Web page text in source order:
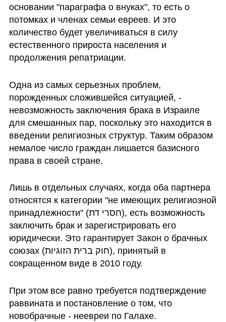
основании "параграфа о внуках", то есть о
потомках и членах семьи евреев. И это
количество будет увеличиваться в силу
естественного прироста населения и
продолжения репатриации.
Одна из самых серьезных проблем,
порожденных сложившейся ситуацией, -
невозможность заключения брака в Израиле
для смешанных пар, поскольку это находится в
введении религиозных структур. Таким образом
немалое число граждан лишается базисного
права в своей стране.
Лишь в отдельных случаях, когда оба партнера
относятся к категории "не имеющих религиозной
принадлежности" (חסרי דת), есть возможность
заключить брак и зарегистрировать его
юридически. Это гарантирует Закон о брачных
союзах (חוק ברית הזוגיות), принятый в
сокращенном виде в 2010 году.
При этом все равно требуется подтверждение
раввината и постановление о том, что
новобрачные - неевреи по Галахе.